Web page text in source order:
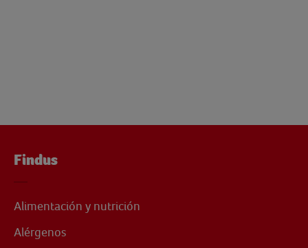
Findus
Alimentación y nutrición
Alérgenos